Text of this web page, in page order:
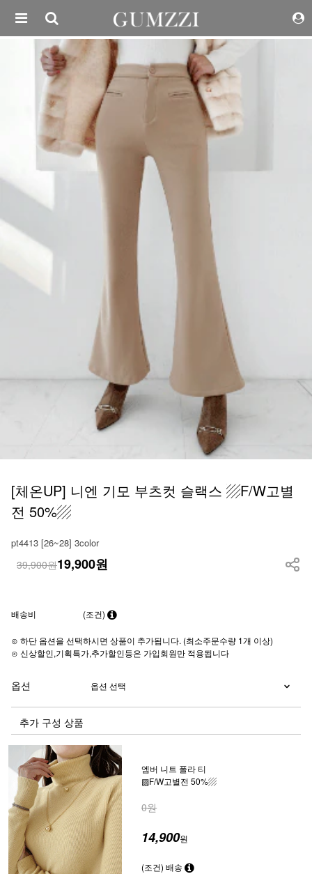
[체온UP] 니엔 기모 부츠컷 슬랙스 ▨F/W고별
전 50%▨
pt4413 [26~28] 3color
39,900원19,900원
배송비 (조건)
⊙ 하단 옵션을 선택하시면 상품이 추가됩니다. (최소주문수량 1개 이상)
⊙ 신상할인,기획특가,추가할인등은 가입회원만 적용됩니다
옵션
추가 구성 상품
엠버 니트 폴라 티
▨F/W고별전 50%▨
0원
14,900원
(조건) 배송